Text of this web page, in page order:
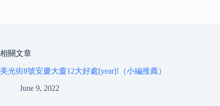
相關文章
美光街8號安慶大廈12大好處[year]!（小編推薦）
June 9, 2022